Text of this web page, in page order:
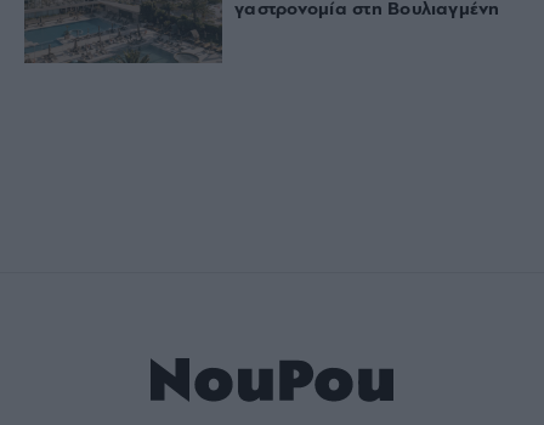
γαστρονομία στη Βουλιαγμένη